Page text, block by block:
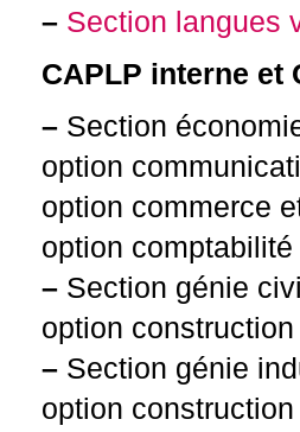
– Section langues
CAPLP interne et
– Section
option
option commerce
option
– Section génie
option
– Section génie
option